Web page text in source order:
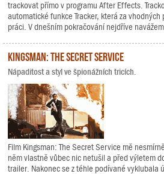
trackovat přímo v programu After Effects.
automatické funkce Tracker, která za
práci. V dnešním pokračování nejdříve
Kingsman: The Secret Service
Nápaditost a styl ve špionážních tricích.
Film Kingsman: The Secret Service mě
něm vlastně vůbec nic netušil a před výletem
trailer. Nakonec se z téhle podívané vyklubala